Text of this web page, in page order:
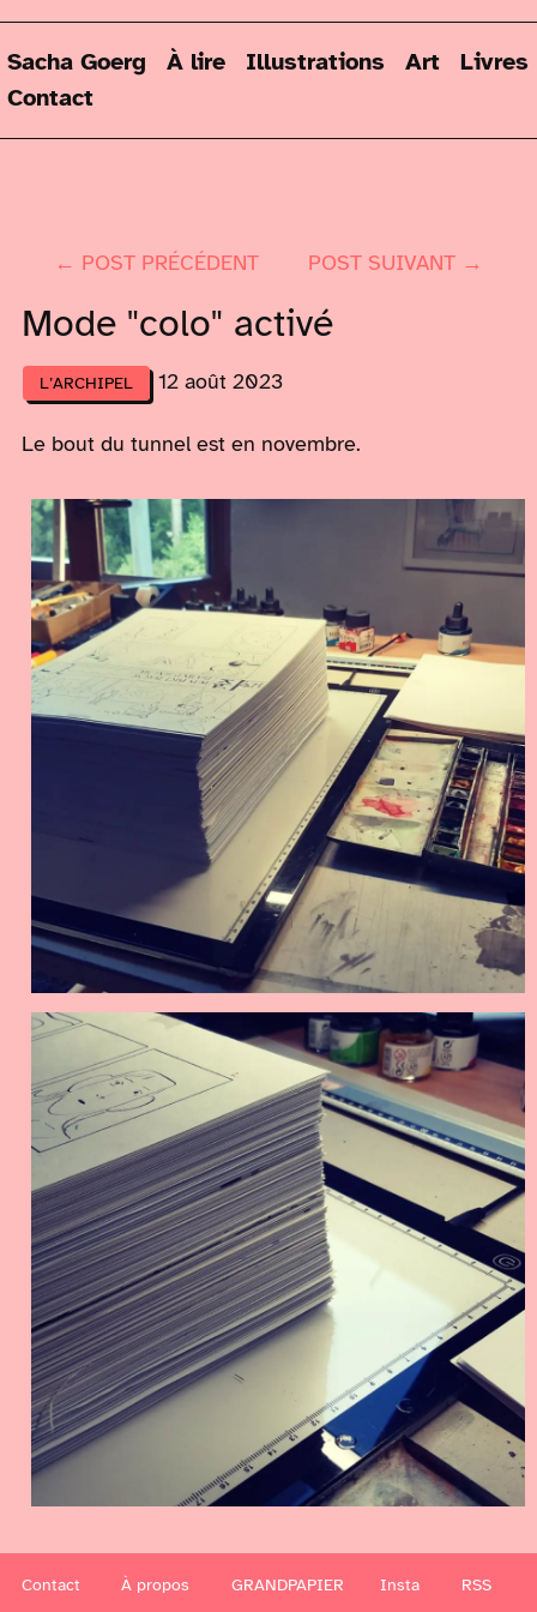
Sacha Goerg À lire Illustrations Art
Livres
Contact
← POST PRÉCÉDENT POST SUIVANT →
Mode "colo" activé
L’ARCHIPEL 12 août 2023
Le bout du tunnel est en novembre.
Contact À propos GRANDPAPIER Insta RSS